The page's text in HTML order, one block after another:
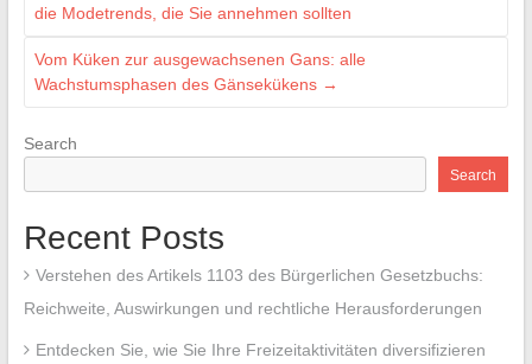
die Modetrends, die Sie annehmen sollten
Vom Küken zur ausgewachsenen Gans: alle
Wachstumsphasen des Gänsekükens →
Search
Search
Recent Posts
Verstehen des Artikels 1103 des Bürgerlichen Gesetzbuchs:
Reichweite, Auswirkungen und rechtliche Herausforderungen
Entdecken Sie, wie Sie Ihre Freizeitaktivitäten diversifizieren